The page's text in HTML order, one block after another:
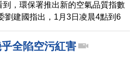
，環保署推出新的空氣品質指數
劉建國指出，1月3日凌晨4點到6
測出了對人體有害的褐色等級。但
同去年12月30到今年1月2日的資
故障的藉口，掩蓋空污的事實。
全陷空污紅害